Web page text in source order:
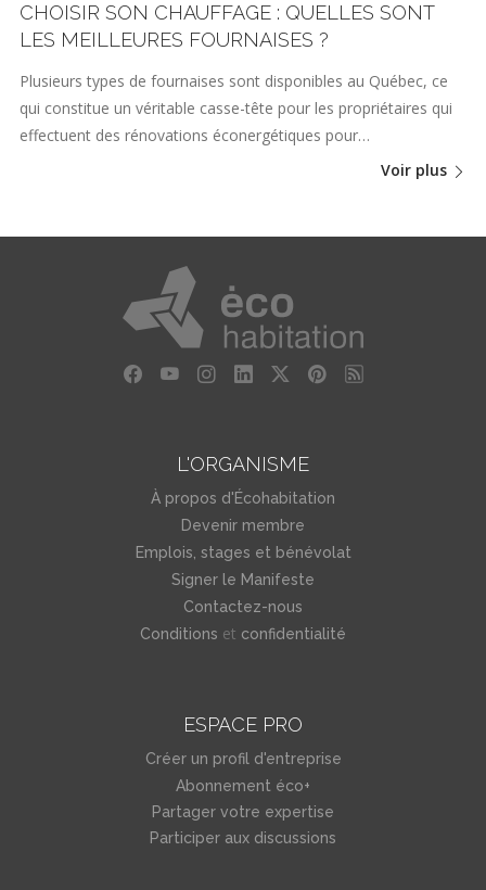
CHOISIR SON CHAUFFAGE : QUELLES SONT
LES MEILLEURES FOURNAISES ?
Plusieurs types de fournaises sont disponibles au Québec, ce
qui constitue un véritable casse-tête pour les propriétaires qui
effectuent des rénovations éconergétiques pour…
Voir plus
L'ORGANISME
À propos d'Écohabitation
Devenir membre
Emplois, stages et bénévolat
Signer le Manifeste
Contactez-nous
Conditions et confidentialité
ESPACE PRO
Créer un profil d'entreprise
Abonnement éco+
Partager votre expertise
Participer aux discussions